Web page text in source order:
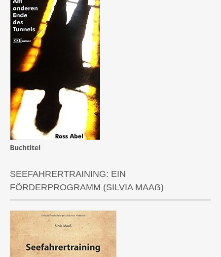
Buchtitel
SEEFAHRERTRAINING: EIN
FÖRDERPROGRAMM (SILVIA MAAẞ)